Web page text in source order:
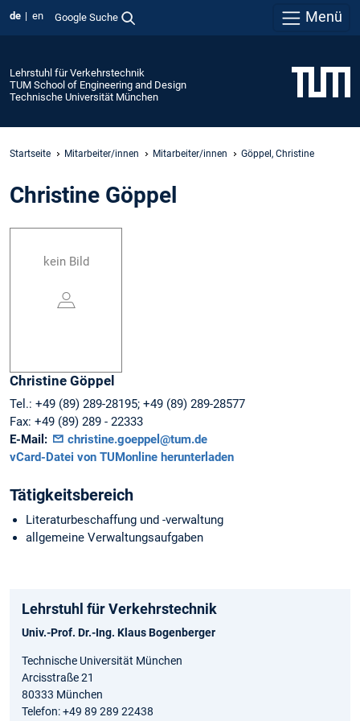
de en Google Suche Menü
Lehrstuhl für Verkehrstechnik
TUM School of Engineering and Design
Technische Universität München
Startseite Mitarbeiter/innen Mitarbeiter/innen Göppel, Christine
Christine Göppel
kein Bild
Christine Göppel
Tel.: +49 (89) 289-28195; +49 (89) 289-28577
Fax: +49 (89) 289 - 22333
E-Mail:
christine.goeppel@tum.de
vCard-Datei von TUMonline herunterladen
Tätigkeitsbereich
Literaturbeschaffung und -verwaltung
allgemeine Verwaltungsaufgaben
Lehrstuhl für Verkehrstechnik
Univ.-Prof. Dr.-Ing. Klaus Bogenberger
Technische Universität München
Arcisstraße 21
80333 München
Telefon: +49 89 289 22438